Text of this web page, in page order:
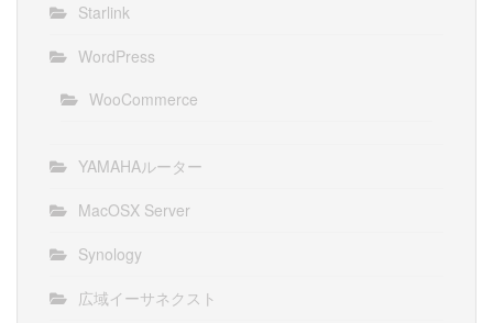
Starlink
WordPress
WooCommerce
YAMAHAルーター
MacOSX Server
Synology
広域イーサネクスト